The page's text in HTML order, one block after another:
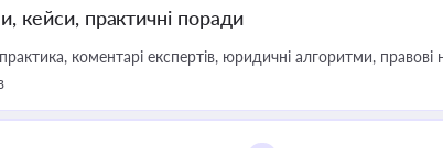
кейси, практичні поради
коментарі експертів, юридичні алгоритми, правові